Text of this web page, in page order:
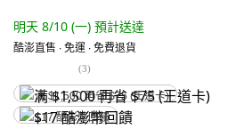
明天 8/10 (一) 預計送達
酷澎直售 ∙ 免運 ∙ 免費退貨
(3)
满 $1,500 再省 $75 (王道卡)
$17 酷澎幣回饋